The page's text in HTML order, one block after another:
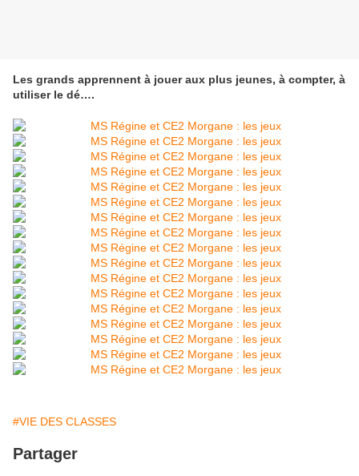
Les grands apprennent à jouer aux plus jeunes, à compter, à
utiliser le dé….
#VIE DES CLASSES
Partager